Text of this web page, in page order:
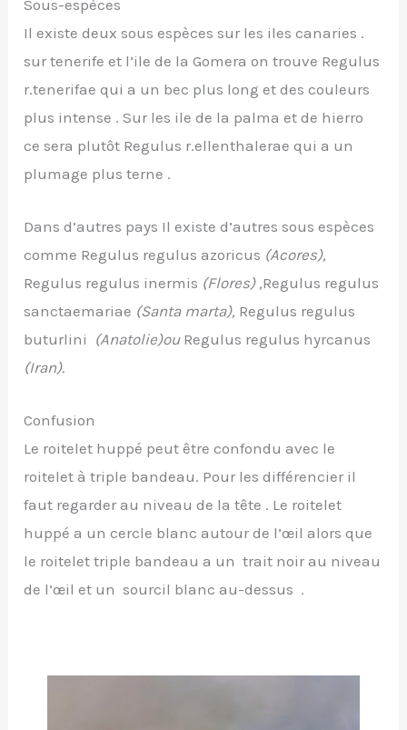
Sous-espèces
Il existe deux sous espèces sur les iles canaries .
sur tenerife et l’ile de la Gomera on trouve Regulus
r.tenerifae qui a un bec plus long et des couleurs
plus intense . Sur les ile de la palma et de hierro
ce sera plutôt Regulus r.ellenthalerae qui a un
plumage plus terne .
Dans d’autres pays Il existe d’autres sous espèces
comme Regulus regulus azoricus (Acores),
Regulus regulus inermis (Flores) ,Regulus regulus
sanctaemariae (Santa marta), Regulus regulus
buturlini (Anatolie)ou Regulus regulus hyrcanus
(Iran).
Confusion
Le roitelet huppé peut être confondu avec le
roitelet à triple bandeau. Pour les différencier il
faut regarder au niveau de la tête . Le roitelet
huppé a un cercle blanc autour de l’œil alors que
le roitelet triple bandeau a un trait noir au niveau
de l’œil et un sourcil blanc au-dessus .